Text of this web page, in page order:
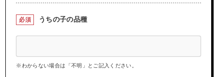
必須 うちの子の品種
※わからない場合は「不明」とご記入ください。